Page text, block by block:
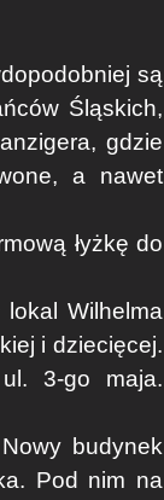
są
Śląskich,
gdzie
a nawet
łyżkę do
lokal Wilhelma
i dziecięcej.
3-go maja.
budynek
Pod nim na